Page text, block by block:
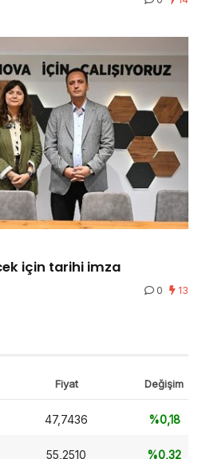
için tarihi imza
0 13
Fiyat Değişim
47,7436 %0,18
55,2510 %0,32